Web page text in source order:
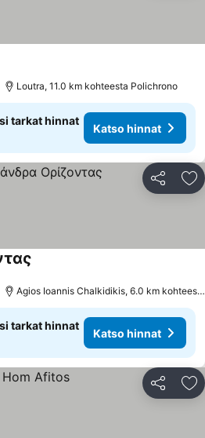
Loutra, 11.0 km kohteesta Polichrono
tarkat hinnat
Katso hinnat
Jaa
Agios Ioannis Chalkidikis, 6.0 km kohteesta Polichrono
tarkat hinnat
Katso hinnat
Jaa